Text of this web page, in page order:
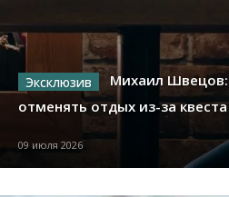
Михаил
отменять отдых из-за
09 июля 2026